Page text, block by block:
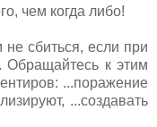
чем когда либо!
сбиться, если при
Обращайтесь к этим
...поражение
...создавать